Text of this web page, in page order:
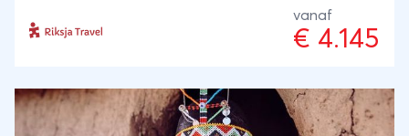
weg van de massa. Daarna verruil je de savanne
voor witte stranden aan de Indische Oceaan.
ontmoetingen en momenten die je bijblijven.
vanaf
€ 4.145